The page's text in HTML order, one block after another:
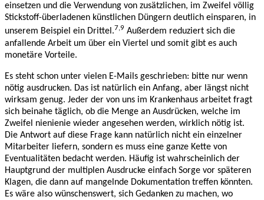
einsetzen und die Verwendung von zusätzlichen, im Zweifel völlig
Stickstoff-überladenen künstlichen Düngern deutlich einsparen, in
unserem Beispiel ein Drittel.7,9 Außerdem reduziert sich die
anfallende Arbeit um über ein Viertel und somit gibt es auch
monetäre Vorteile.
Es steht schon unter vielen E-Mails geschrieben: bitte nur wenn
nötig ausdrucken. Das ist natürlich ein Anfang, aber längst nicht
wirksam genug. Jeder der von uns im Krankenhaus arbeitet fragt
sich beinahe täglich, ob die Menge an Ausdrücken, welche im
Zweifel nienienie wieder angesehen werden, wirklich nötig ist.
Die Antwort auf diese Frage kann natürlich nicht ein einzelner
Mitarbeiter liefern, sondern es muss eine ganze Kette von
Eventualitäten bedacht werden. Häufig ist wahrscheinlich der
Hauptgrund der multiplen Ausdrucke einfach Sorge vor späteren
Klagen, die dann auf mangelnde Dokumentation treffen könnten.
Es wäre also wünschenswert, sich Gedanken zu machen, wo